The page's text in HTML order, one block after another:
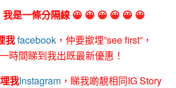
是一條分隔線 😀 😀 😀 😀 😀 😀
我facebook ，仲要撳埋”see first”，
時間睇到我出既最新優惠！
我Instagram ，睇我啲靚相同IG Story